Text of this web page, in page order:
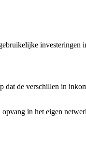
investeringen
dat de verschillen in
in het eigen